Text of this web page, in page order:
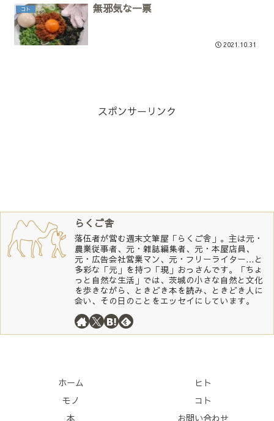
コト 無邪気な一票
2021.10.31
スポンサーリンク
らくご舎
落伍者が営む週末文筆屋「らくご舎」。主は元・
農業従事者、元・雑誌編集者、元・本屋店員、
元・広告会社営業マン、元・フリーライター…と
多彩な「元」を持つ「現」おっさんです。「ちょ
っと自然な生活」では、茨城の小さな自然と文化
を歩きながら、ときどき本を読み、ときどき人に
会い、その日のことをエッセイにしています。
ホーム
ヒト
モノ
コト
本
お問い合わせ